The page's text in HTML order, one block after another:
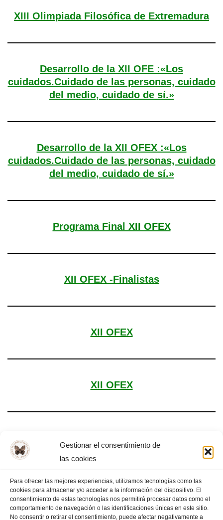
Gestionar el consentimiento de
las cookies
Para ofrecer las mejores experiencias, utilizamos tecnologías como las
cookies para almacenar y/o acceder a la información del dispositivo. El
consentimiento de estas tecnologías nos permitirá procesar datos como el
comportamiento de navegación o las identificaciones únicas en este sitio.
No consentir o retirar el consentimiento, puede afectar negativamente a
XIII Olimpiada Filosófica de Extremadura
Desarrollo de la XII OFE :«Los
cuidados.Cuidado de las personas, cuidado
del medio, cuidado de sí.»
Desarrollo de la XII OFEX :«Los
cuidados.Cuidado de las personas, cuidado
del medio, cuidado de sí.»
Programa Final XII OFEX
XII OFEX -Finalistas
XII OFEX
XII OFEX
XII Olimpiada Filosófica de Extremadura
« PÁGINA
ANTERIOR
1 2 3 4 …
13
PÁGINA
SIGUIENTE »